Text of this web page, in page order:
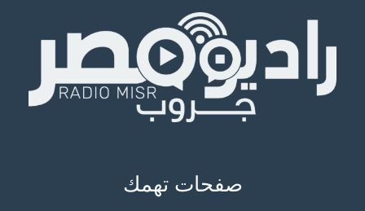
صفحات تهمك